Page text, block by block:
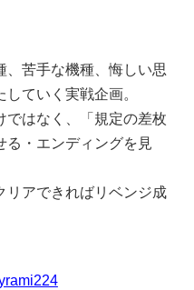
、苦手な機種、悔しい思
ていく実戦企画。
ではなく、「規定の差枚
る・エンディングを見
リアできればリベンジ成